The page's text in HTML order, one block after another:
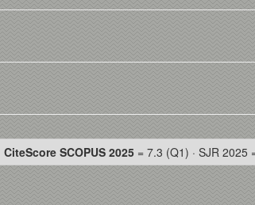
CiteScore SCOPUS 2025 = 7.3 (Q1) · SJR 2025